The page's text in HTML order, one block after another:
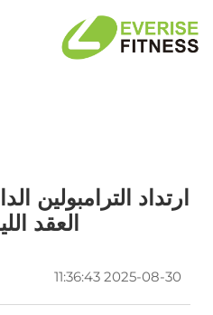
ارتداد الترامبولين
العقد
2025-08-30 11:36:43